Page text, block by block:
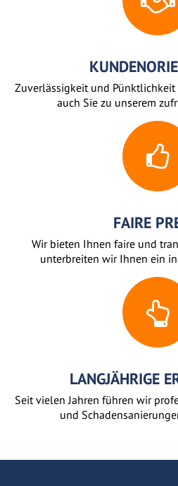
Zuverlässigkeit und Pünktlichkeit
auch Sie zu unserem
FAIRE
Wir bieten Ihnen faire und
unterbreiten wir Ihnen ein
LANGJÄHRIGE
Seit vielen Jahren führen wir
und